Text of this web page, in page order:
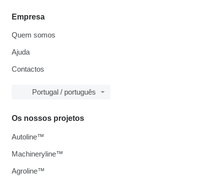
Empresa
Quem somos
Ajuda
Contactos
Portugal / português
Os nossos projetos
Autoline™
Machineryline™
Agroline™